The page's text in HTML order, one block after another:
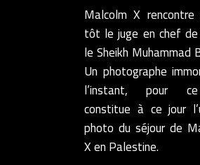
Malcolm X rencontre
tôt le juge en chef de
le Sheikh Muhammad
Un photographe
l’instant, pour
constitue à ce jour
photo du séjour de
X en Palestine.